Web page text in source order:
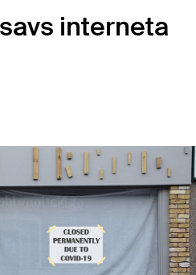
interneta